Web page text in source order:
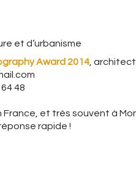
et d’urbanisme
Award 2014,
48
et très souvent à
rapide !